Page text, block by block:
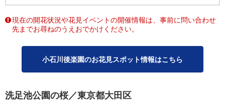
現在の開花状況や花見イベントの開催情報は、事前に問い合わせ
先までお尋ねのうえおでかけください。
小石川後楽園のお花見スポット情報はこちら
洗足池公園の桜／東京都大田区